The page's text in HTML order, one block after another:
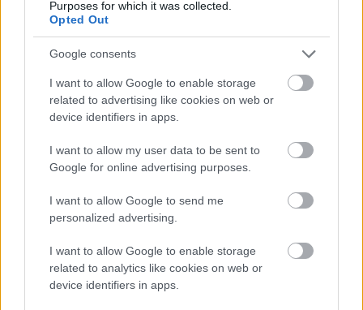
Purposes for which it was collected.
Opted Out
Google consents
I want to allow Google to enable storage
related to advertising like cookies on web or
device identifiers in apps.
I want to allow my user data to be sent to
Google for online advertising purposes.
I want to allow Google to send me
personalized advertising.
I want to allow Google to enable storage
related to analytics like cookies on web or
device identifiers in apps.
„Zene után pedig majdnem
forradalom”
JuhászBalázs•2021. december 28.